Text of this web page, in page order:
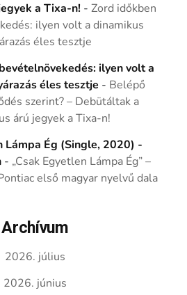
a Tixa-n! -Zord időkben
ilyen volt a dinamikus
éles tesztje
ilyen volt a
éles tesztje - Belépő
szerint? – Debütáltak a
árú jegyek a Tixa-n!
Lámpa Ég (Single, 2020) -
- „Csak Egyetlen Lámpa Ég” –
első magyar nyelvű dala
Archívum
2026. július
2026. június